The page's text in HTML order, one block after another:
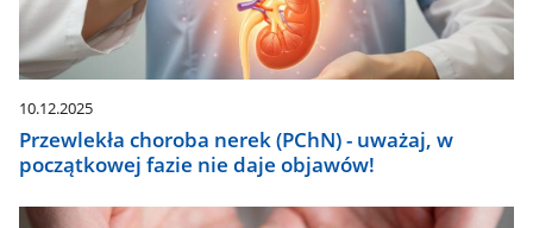
10.12.2025
Przewlekła choroba nerek (PChN) - uważaj, w
początkowej fazie nie daje objawów!